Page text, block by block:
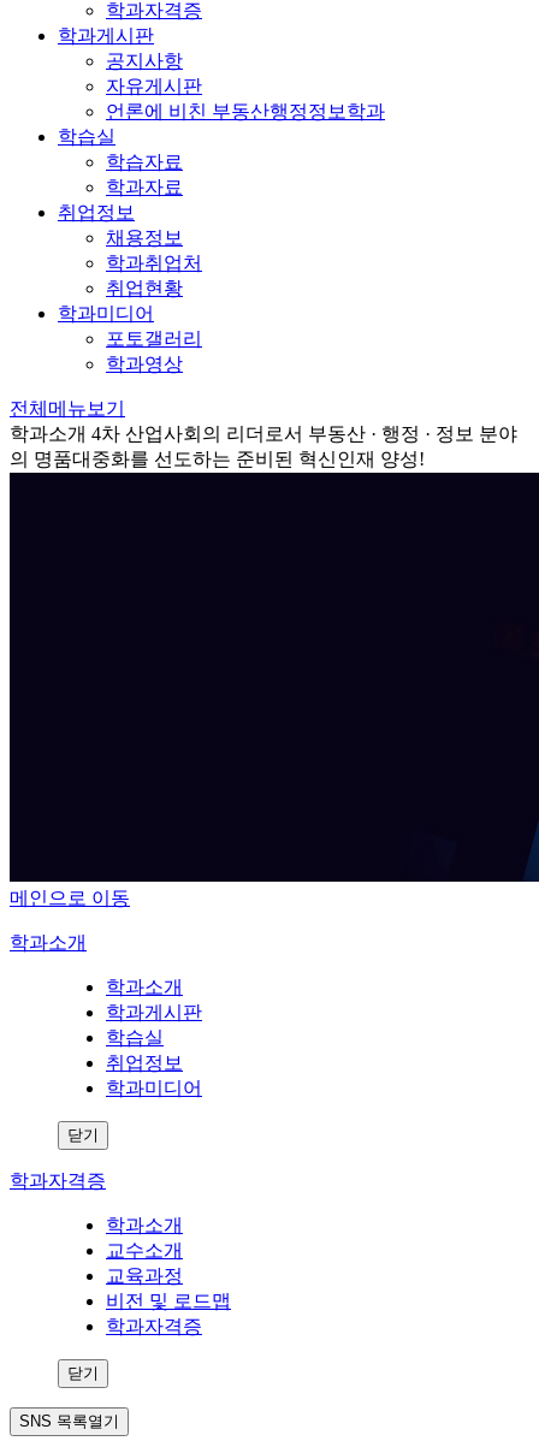
학과자격증
학과게시판
공지사항
자유게시판
언론에 비친 부동산행정정보학과
학습실
학습자료
학과자료
취업정보
채용정보
학과취업처
취업현황
학과미디어
포토갤러리
학과영상
전체메뉴보기
학과소개 4차 산업사회의 리더로서 부동산 · 행정 · 정보 분야
의 명품대중화를 선도하는 준비된 혁신인재 양성!
메인으로 이동
학과소개
학과소개
학과게시판
학습실
취업정보
학과미디어
닫기
학과자격증
학과소개
교수소개
교육과정
비전 및 로드맵
학과자격증
닫기
SNS 목록열기